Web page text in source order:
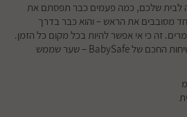
לבית שלכם, כמה פעמים כבר תפסתם את
מסובבים את הראש – והוא כבר בדרך
זה כי אי אפשר להיות בכל מקום כל הזמן.
בדיוק בשביל זה נולד שער הבטיחות החכם של BabySafe – שער שממש